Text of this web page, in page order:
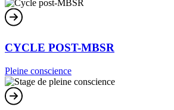
CYCLE POST-MBSR
Pleine conscience